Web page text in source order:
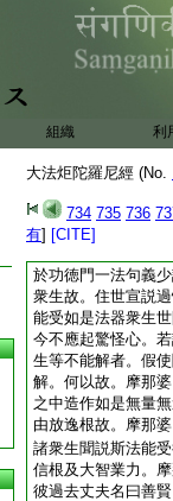
組織 利
大法炬陀羅尼經 (No.
734 735 736
有] [CITE]
師及聞受者。二人
如法住也。摩那婆
癡人等不知思惟如
藏處。如來如是爲
絶。摩那婆。如來
終不重説。摩那婆
藏處。是故如來常
如來若不爲諸衆生
大憂怖。何以故。
於功徳門一法句義
衆生故。住世宣説
能受如是法器衆生
今不應起驚怪心。
生等不能解者。假
解。何以故。摩那
之中造作如是無量
由放逸根故。摩那
諸衆生聞説斯法能
信根及大智業力。
彼過去丈夫名曰善賢